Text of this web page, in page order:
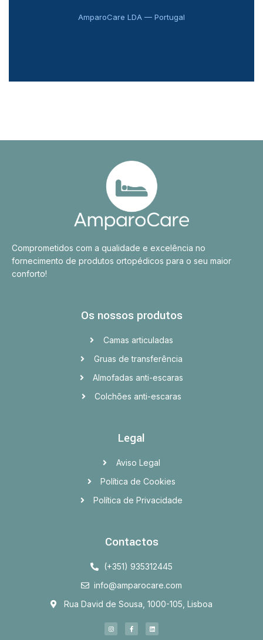
AmparoCare LDA — Portugal
Comprometidos com a qualidade e excelência no
fornecimento de produtos ortopédicos para o seu maior
conforto!
Os nossos produtos
Camas articuladas
Gruas de transferência
Almofadas anti-escaras
Colchões anti-escaras
Legal
Aviso Legal
Política de Cookies
Política de Privacidade
Contactos
(+351) 935312445
info@amparocare.com
Rua David de Sousa, 1000-105, Lisboa